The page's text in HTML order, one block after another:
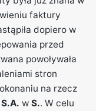
faktury
dopiero w
przed
powoływała
stron
na rzecz
w S.. W celu